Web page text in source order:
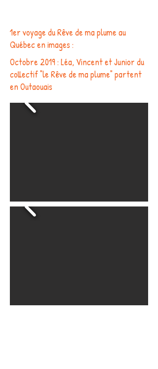
1er voyage du Rêve de ma plume au
Québec en images :
Octobre 2019 : Léa, Vincent et Junior du
collectif "le Rêve de ma plume" partent
en Outaouais